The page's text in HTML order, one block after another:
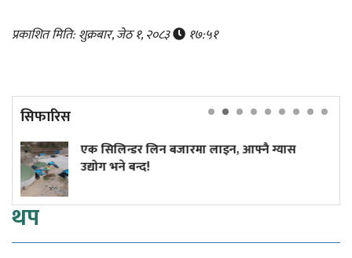
प्रकाशित मिति: शुक्रबार, जेठ १, २०८३ १७:५१
सिफारिस
लिन बजारमा लाइन, आफ्नै ग्यास
भने बन्द!
थप